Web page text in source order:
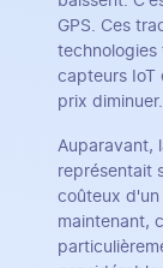
GPS. Ces
technologies
capteurs IoT
prix diminuer.
Auparavant,
représentait
coûteux d'un
maintenant,